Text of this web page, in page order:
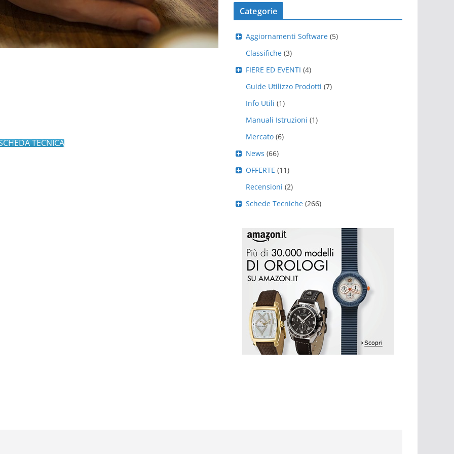
TECNICA
Categorie
Aggiornamenti Software(5)
Classifiche(3)
FIERE ED EVENTI (4)
Guide Utilizzo Prodotti (7)
Info Utili (1)
Manuali Istruzioni (1)
Mercato(6)
News (66)
OFFERTE (11)
Recensioni (2)
Schede Tecniche(266)